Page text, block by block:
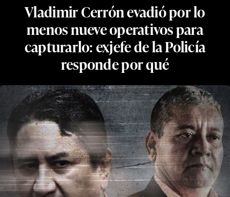
Vladimir Cerrón evadió por lo
menos nueve operativos para
capturarlo: exjefe de la Policía
responde por qué